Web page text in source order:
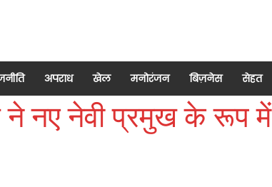
अपराध खेल मनोरंजन बिज़नेस सेहत
ने नए नेवी प्रमुख के रूप में